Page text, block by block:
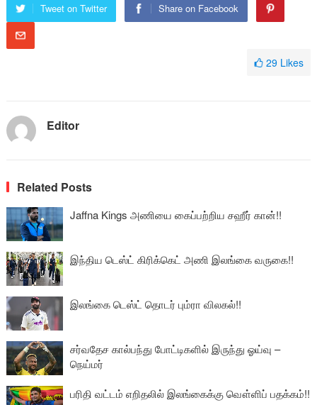
Tweet on Twitter Share on Facebook
29 Likes
Editor
Related Posts
Jaffna Kings அணியை கைப்பற்றிய சஹீர் கான்!!
இந்திய டெஸ்ட் கிரிக்கெட் அணி இலங்கை வருகை!!
இலங்கை டெஸ்ட் தொடர் பும்ரா விலகல்!!
சர்வதேச கால்பந்து போட்டிகளில் இருந்து ஓய்வு –
நெய்மர்
பரிதி வட்டம் எறிதலில் இலங்கைக்கு வௌ்ளிப் பதக்கம்!!